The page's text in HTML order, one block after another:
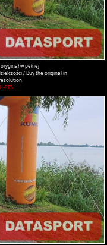
w pełnej
/ Buy the original in
RES